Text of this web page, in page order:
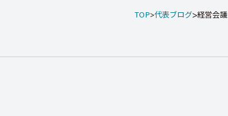
TOP 代表ブログ 経営会議